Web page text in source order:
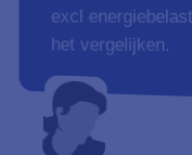
excl
het vergelijken.